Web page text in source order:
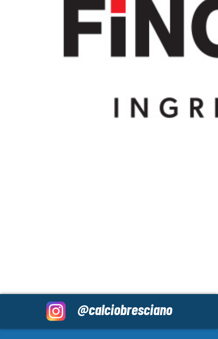
@calciobresciano